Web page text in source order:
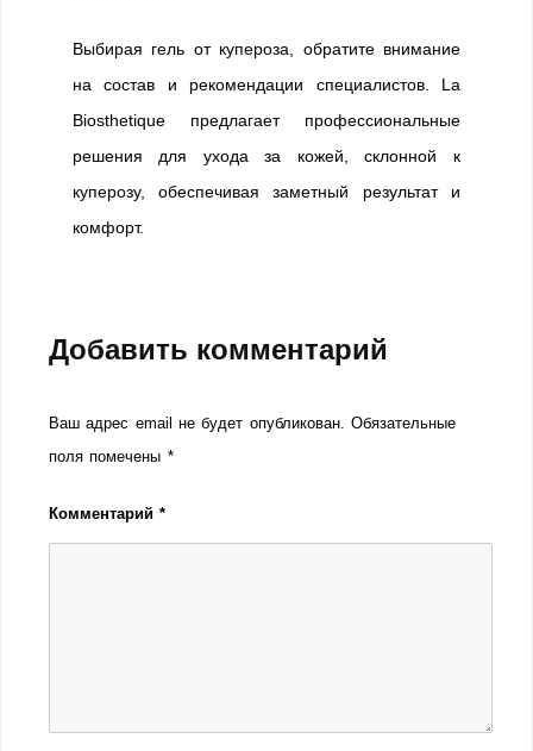
Выбирая гель от купероза, обратите внимание
на состав и рекомендации специалистов. La
Biosthetique предлагает профессиональные
решения для ухода за кожей, склонной к
куперозу, обеспечивая заметный результат и
комфорт.
Добавить комментарий
Ваш адрес email не будет опубликован. Обязательные
поля помечены *
Комментарий*